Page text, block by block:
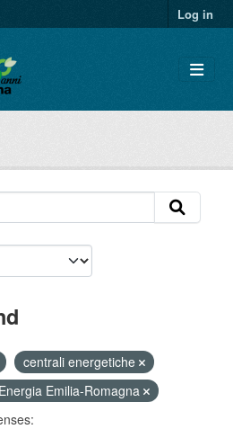
Log in
centrali energetiche
Emilia-Romagna